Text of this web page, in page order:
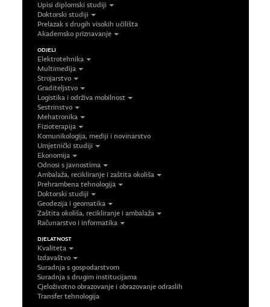
Upisi diplomski studiji
Doktorski studiji
Prelazak s drugih visokih učilišta
Akademsko priznavanje
ODJELI
Elektrotehnika
Multimedija
Strojarstvo
Graditeljstvo
Logistika i održiva mobilnost
Sestrinstvo
Mehatronika
Fizioterapija
Komunikologija, mediji i novinarstvo
Umjetnički studiji
Ekonomija
Odnosi s javnostima
Ambalaža, recikliranje i zaštita okoliša
Prehrambena tehnologija
Doktorski studiji
Geodezija i geomatika
Zaštita okoliša, recikliranje i ambalaža
Računarstvo i informatika
DJELATNOST
Kvaliteta
Izdavaštvo
Suradnja s gospodarstvom
Suradnja s drugim institucijama
Cjeloživotno obrazovanje i obrazovanje odraslih
Transfer tehnologija